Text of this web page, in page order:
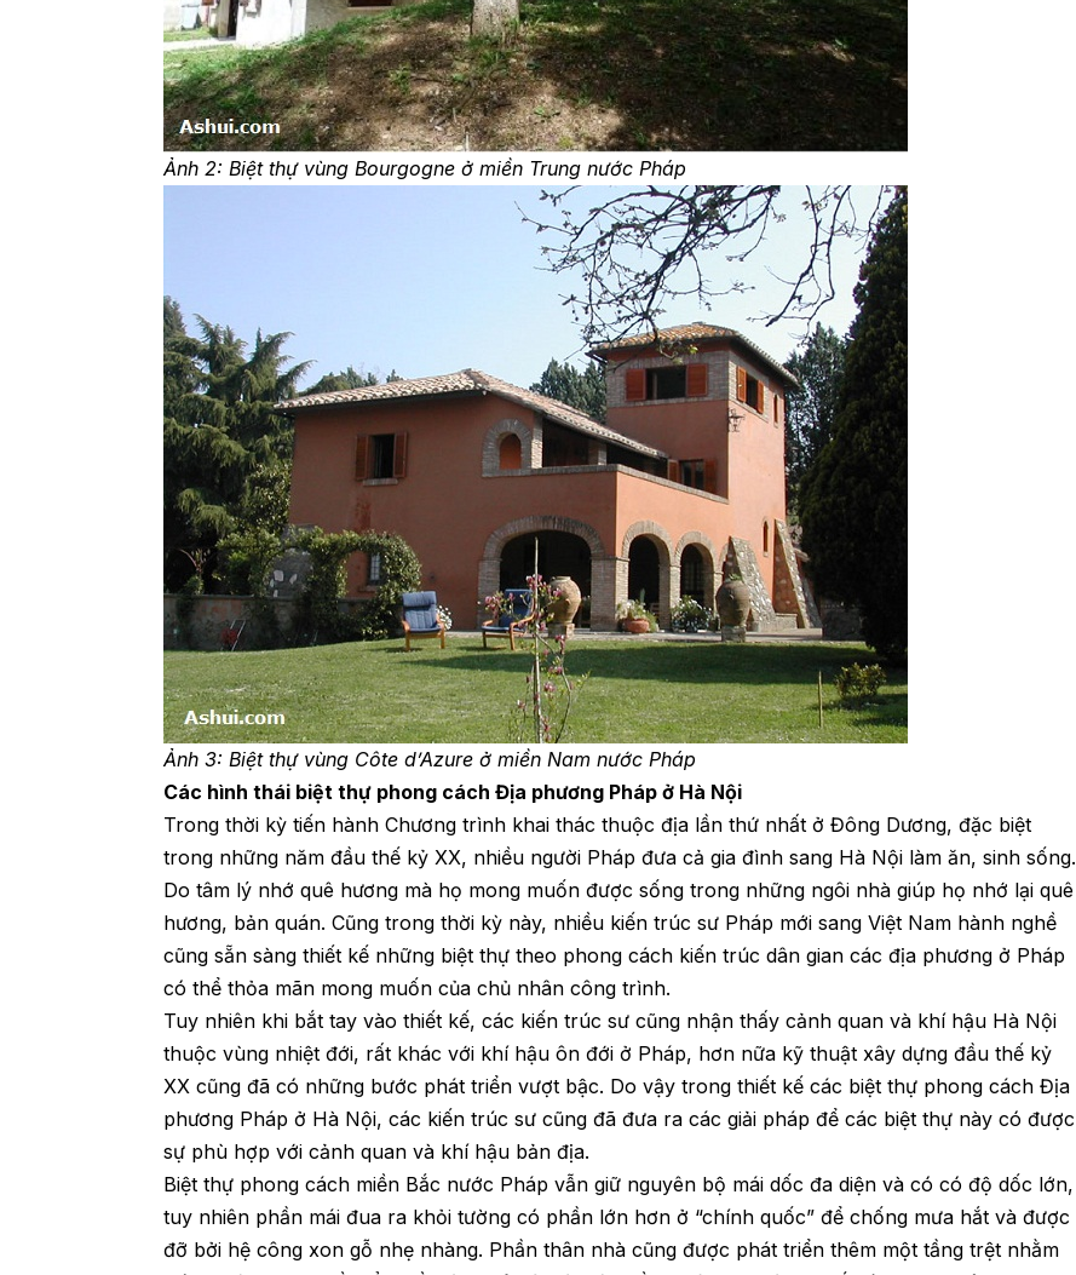
Ảnh 2: Biệt thự vùng Bourgogne ở miền Trung nước Pháp
Ảnh 3: Biệt thự vùng Côte d’Azure ở miền Nam nước Pháp
Các hình thái biệt thự phong cách Địa phương Pháp ở Hà Nội
Trong thời kỳ tiến hành Chương trình khai thác thuộc địa lần thứ nhất ở Đông Dương, đặc biệt
trong những năm đầu thế kỷ XX, nhiều người Pháp đưa cả gia đình sang Hà Nội làm ăn, sinh sống.
Do tâm lý nhớ quê hương mà họ mong muốn được sống trong những ngôi nhà giúp họ nhớ lại quê
hương, bản quán. Cũng trong thời kỳ này, nhiều kiến trúc sư Pháp mới sang Việt Nam hành nghề
cũng sẵn sàng thiết kế những biệt thự theo phong cách kiến trúc dân gian các địa phương ở Pháp
có thể thỏa mãn mong muốn của chủ nhân công trình.
Tuy nhiên khi bắt tay vào thiết kế, các kiến trúc sư cũng nhận thấy cảnh quan và khí hậu Hà Nội
thuộc vùng nhiệt đới, rất khác với khí hậu ôn đới ở Pháp, hơn nữa kỹ thuật xây dựng đầu thế kỷ
XX cũng đã có những bước phát triển vượt bậc. Do vậy trong thiết kế các biệt thự phong cách Địa
phương Pháp ở Hà Nội, các kiến trúc sư cũng đã đưa ra các giải pháp để các biệt thự này có được
sự phù hợp với cảnh quan và khí hậu bản địa.
Biệt thự phong cách miền Bắc nước Pháp vẫn giữ nguyên bộ mái dốc đa diện và có có độ dốc lớn,
tuy nhiên phần mái đua ra khỏi tường có phần lớn hơn ở “chính quốc” để chống mưa hắt và được
đỡ bởi hệ công xon gỗ nhẹ nhàng. Phần thân nhà cũng được phát triển thêm một tầng trệt nhằm